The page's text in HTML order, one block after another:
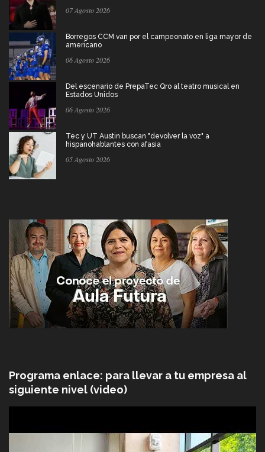
07 Agosto 2026
Borregos CCM van por el campeonato en liga mayor de
americano
06 Agosto 2026
Del escenario de PrepaTec Qro al teatro musical en
Estados Unidos
06 Agosto 2026
Tec y UT Austin buscan "devolver la voz" a
hispanohablantes con afasia
05 Agosto 2026
Programa enlace: para llevar a tu empresa al
siguiente nivel (video)